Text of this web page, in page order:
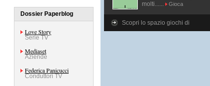
Dossier Paperblog
Love Story
Serie TV
Mediaset
Aziende
Federica Panicucci
Conduttori TV
molti......
Gioca
Scopri lo spazio giochi di